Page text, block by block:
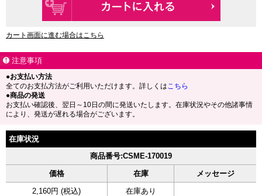
カート画面に進む場合はこちら
注意事項
●お支払い方法
全てのお支払方法がご利用いただけます。詳しくはこちら
●商品の発送
お支払い確認後、翌日～10日の間に発送いたします。在庫状況やその他諸事情
により、発送が遅れる場合がございます。
在庫状況
商品番号:CSME-170019
価格
在庫
メッセージ
2,160円 (税込)
在庫あり